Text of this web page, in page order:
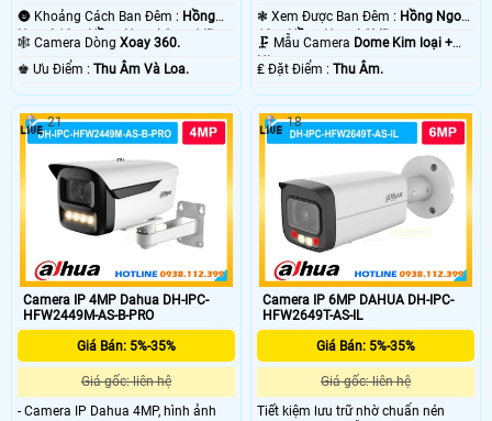
🌚 Khoảng Cách Ban Đêm : Hồng
Ngoại 10m Hồng Ngoại Smart IR.
🕸️ Camera Dòng Xoay 360.
️♚ Ưu Điểm : Thu Âm Và Loa.
❃ Xem Được Ban Đêm : Hồng Ngoại
10m Hồng Ngoại SMD.
🗜️ Mẫu Camera Dome Kim loại +
Nhựa.
️₤ Đặt Điểm :Thu Âm.
Camera IP 4MP Dahua DH-IPC-
HFW2449M-AS-B-PRO
Giá Bán: 5%-35%
Giá gốc: liên hệ
- Camera IP Dahua 4MP, hình ảnh
21
Camera IP 6MP DAHUA DH-IPC-
HFW2649T-AS-IL
Giá Bán: 5%-35%
Giá gốc: liên hệ
Tiết kiệm lưu trữ nhờ chuẩn nén
18